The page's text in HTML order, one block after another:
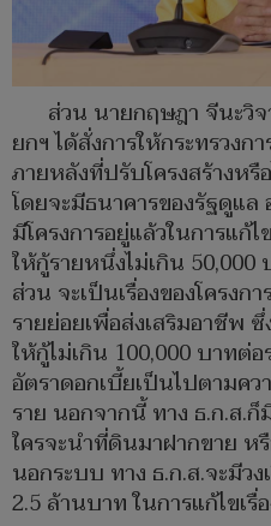
ส่วน นายกฤษฎา จีนะวิ
ยกฯ ได้สั่งการให้กระทรวง
ภายหลังที่ปรับโครงสร้างหรื
โดยจะมีธนาคารของรัฐดูแล
มีโครงการอยู่แล้วในการแ
ให้กู้รายหนึ่งไม่เกิน 50,000
ส่วน จะเป็นเรื่องของโครง
รายย่อยเพื่อส่งเสริมอาชีพ
ให้กู้ไม่เกิน 100,000 บาทต่อ
อัตราดอกเบี้ยเป็นไปตามค
ราย นอกจากนี้ ทาง ธ.ก.ส.ก็
ใครจะนำที่ดินมาฝากขาย
นอกระบบ ทาง ธ.ก.ส.จะมีว
2.5 ล้านบาท ในการแก้ไขเ